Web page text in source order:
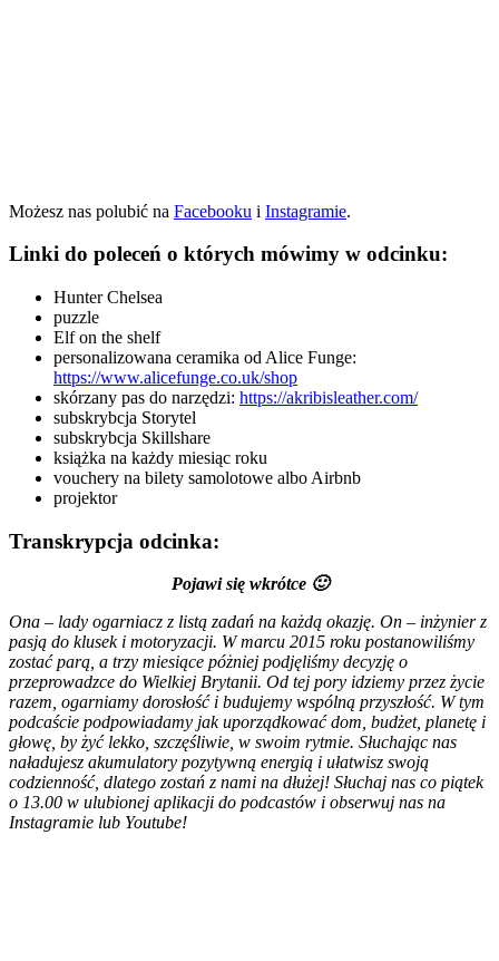
Możesz nas polubić na Facebooku i Instagramie.
Linki do poleceń o których mówimy w odcinku:
Hunter Chelsea
puzzle
Elf on the shelf
personalizowana ceramika od Alice Funge:
https://www.alicefunge.co.uk/shop
skórzany pas do narzędzi: https://akribisleather.com/
subskrybcja Storytel
subskrybcja Skillshare
książka na każdy miesiąc roku
vouchery na bilety samolotowe albo Airbnb
projektor
Transkrypcja odcinka:
Pojawi się wkrótce 🙂
Ona – lady ogarniacz z listą zadań na każdą okazję. On – inżynier z
pasją do klusek i motoryzacji. W marcu 2015 roku postanowiliśmy
zostać parą, a trzy miesiące póżniej podjęliśmy decyzję o
przeprowadzce do Wielkiej Brytanii. Od tej pory idziemy przez życie
razem, ogarniamy dorosłość i budujemy wspólną przyszłość. W tym
podcaście podpowiadamy jak uporządkować dom, budżet, planetę i
głowę, by żyć lekko, szczęśliwie, w swoim rytmie. Słuchając nas
naładujesz akumulatory pozytywną energią i ułatwisz swoją
codzienność, dlatego zostań z nami na dłużej! Słuchaj nas co piątek
o 13.00 w ulubionej aplikacji do podcastów i obserwuj nas na
Instagramie lub Youtube!